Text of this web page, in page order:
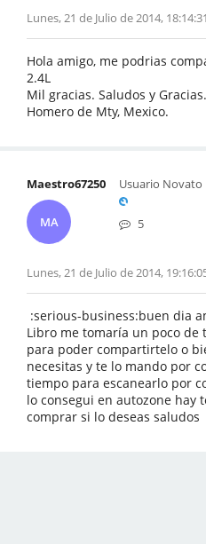
Lunes, 21 de Julio de 2014, 18:14:31
Hola amigo, me podrias
2.4L
Mil gracias. Saludos y
Homero de Mty, Mexico.
Maestro67250
MA
Usuario Novato
5
Lunes, 21 de Julio de 2014,
:serious-business:buen dia
Libro me tomaría un poco de
para poder compartirtelo o
necesitas y te lo mando por
tiempo para escanearlo por
lo consegui en autozone hay
comprar si lo deseas saludos